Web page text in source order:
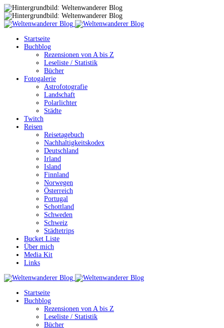
Startseite
Buchblog
Rezensionen von A bis Z
Leseliste / Statistik
Bücher
Fotogalerie
Astrofotografie
Landschaft
Polarlichter
Städte
Twitch
Reisen
Reisetagebuch
Nachhaltigkeitskodex
Deutschland
Irland
Island
Finnland
Norwegen
Österreich
Portugal
Schottland
Schweden
Schweiz
Städtetrips
Bucket Liste
Über mich
Media Kit
Links
Startseite
Buchblog
Rezensionen von A bis Z
Leseliste / Statistik
Bücher